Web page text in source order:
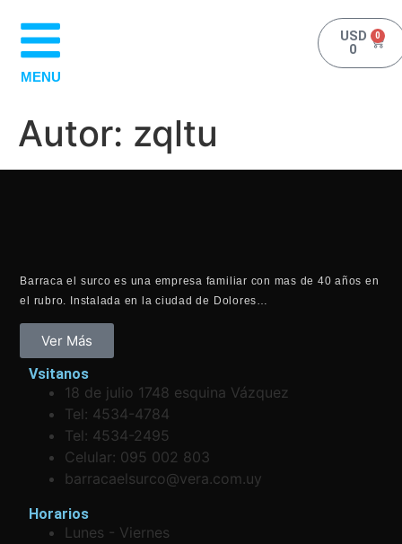
MENU
USD
0
0
Autor: zqltu
Barraca el surco es una empresa familiar con mas de 40 años en
el rubro. Instalada en la ciudad de Dolores…
Ver Más
Vsitanos
18 de julio 1748 esquina Vázquez
Tel: 4534-4784
Tel: 4534-2495
Celular: 095 002 803
barracaelsurco@vera.com.uy
Horarios
Lunes - Viernes